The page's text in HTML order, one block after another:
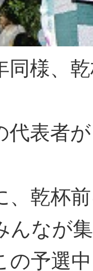
同様、
代表者
乾杯
んなが
の予選